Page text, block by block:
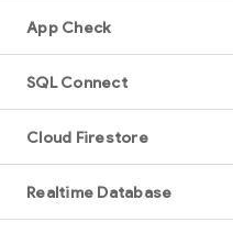
App Check
SQL Connect
Cloud Firestore
Realtime Database